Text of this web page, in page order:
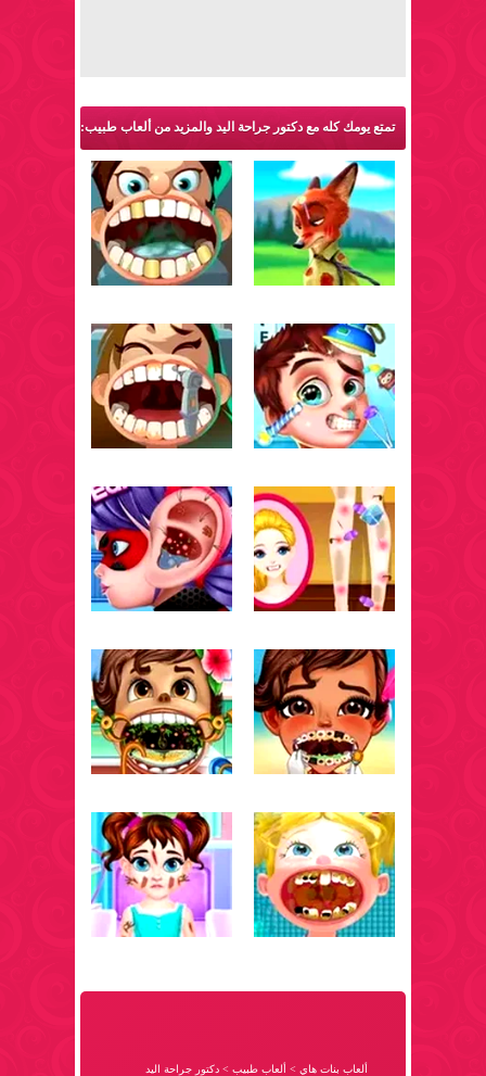
تمتع يومك كله مع دكتور جراحة اليد والمزيد من ألعاب طبيب:
ألعاب بنات هاي > ألعاب طبيب > دكتور جراحة اليد